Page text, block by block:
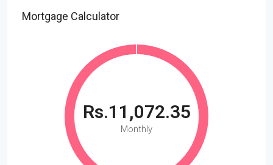
Mortgage Calculator
Rs.11,072.35
Monthly